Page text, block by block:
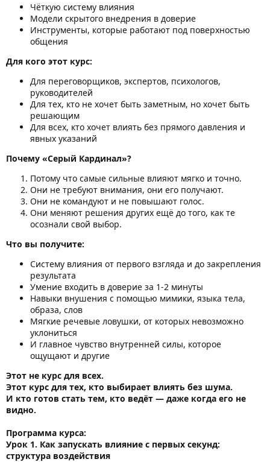
Чёткую систему влияния
Модели скрытого внедрения в доверие
Инструменты, которые работают под поверхностью
общения
Для кого этот курс:
Для переговорщиков, экспертов, психологов,
руководителей
Для тех, кто не хочет быть заметным, но хочет быть
решающим
Для всех, кто хочет влиять без прямого давления и
явных указаний
Почему «Серый Кардинал»?
Потому что самые сильные влияют мягко и точно.
Они не требуют внимания, они его получают.
Они не командуют и не повышают голос.
Они меняют решения других ещё до того, как те
осознали свой выбор.
Что вы получите:
Систему влияния от первого взгляда и до закрепления
результата
Умение входить в доверие за 1-2 минуты
Навыки внушения с помощью мимики, языка тела,
образа, слов
Мягкие речевые ловушки, от которых невозможно
уклониться
И главное чувство внутренней силы, которое
ощущают и другие
Этот не курс для всех.
Этот курс для тех, кто выбирает влиять без шума.
И кто готов стать тем, кто ведёт — даже когда его не
видно.
Программа курса:
Урок 1. Как запускать влияние с первых секунд:
структура воздействия